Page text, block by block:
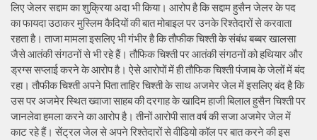
लिए जेलर सद्दाम का शुक्रिया अदा भी किया। आरोप है कि सद्दाम हुसैन जेलर के पद
का फायदा उठाकर मुस्लिम कैदियों की बात मोबाइल पर उनके रिश्तेदारों से करवाता
रहता है। ताजा मामला इसलिए भी गंभीर है कि तौफीक चिश्ती के संबंध बब्बर खालसा
जैसे आतंकी संगठनों से भी रहे हैं। तौफिक चिश्ती पर आतंकी संगठनों को हथियार और
ड्रग्स सप्लाई करने के आरोप है। ऐसे आरोपों में ही तौफिक चिश्ती पंजाब के जेलों में बंद
रहा। तौफीक चिश्ती अपने पिता ताहिर चिश्ती के साथ अजमेर जेल में इसलिए बंद है कि
उस पर अजमेर स्थित ख्वाजा साहब की दरगाह के खादिम हाजी बिलाल हुसैन चिश्ती पर
जानलेवा हमला करने का आरोप है। तीनों आरोपी सात वर्ष की सजा अजमेर जेल में
काट रहे हैं। सेंट्रल जेल से अपने रिश्तेदारों से वीडियो कॉल पर बात करने की इस